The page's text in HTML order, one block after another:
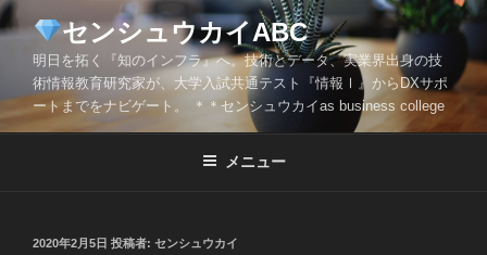
コ
ン
ツ
センシュウカイABC
明日を拓く『知のインフラ』へ。技術とデータ、実業界出身の技
術情報教育研究家が、大学入試共通テスト『情報Ⅰ』からDXサポ
ートまでをナビゲート。 ＊＊センシュウカイas business college
メニュー
投
2020年2月5日 投稿者: センシュウカイ